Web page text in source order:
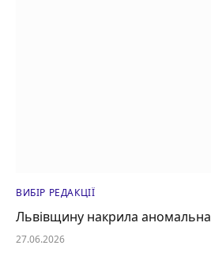
ВИБІР РЕДАКЦІЇ
Львівщину накрила
27.06.2026